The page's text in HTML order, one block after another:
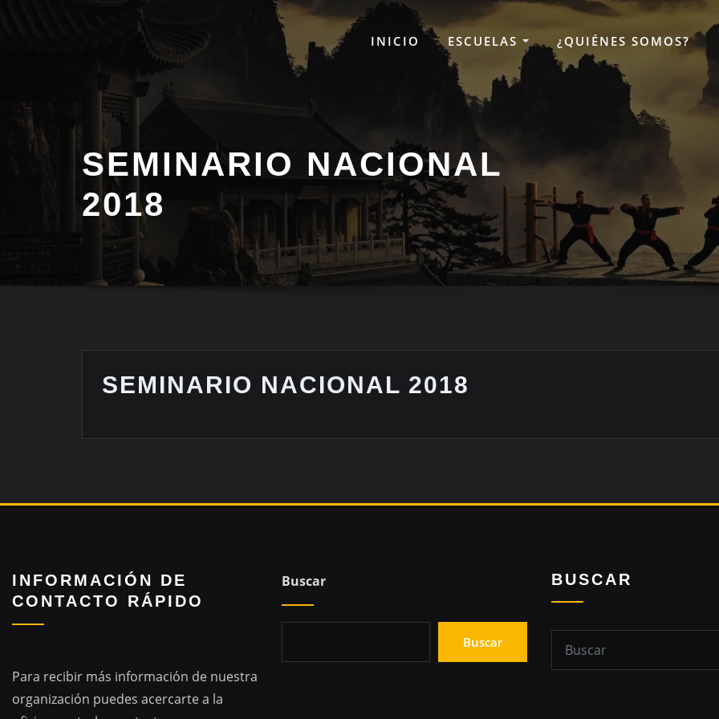
INICIO ESCUELAS ¿QUIÉNES SOMOS?
SEMINARIO NACIONAL
2018
SEMINARIO NACIONAL 2018
INFORMACIÓN DE
CONTACTO RÁPIDO
Para recibir más información de nuestra
organización puedes acercarte a la
Buscar
Buscar
BUSCAR